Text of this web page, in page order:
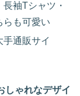
袖Tシャツ・
らも可愛い
通販サイ
しゃれなデザイ